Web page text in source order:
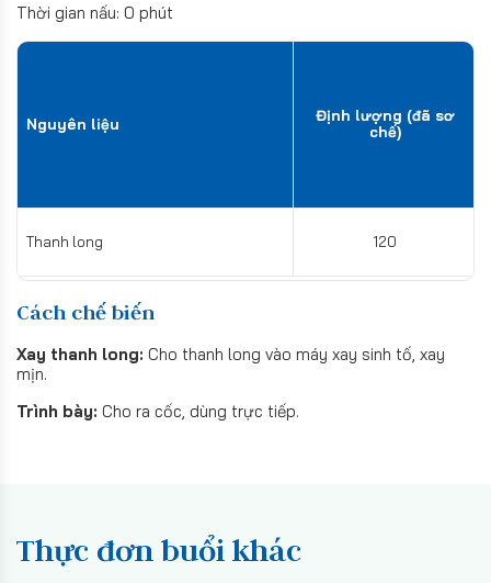
Thời gian nấu: 0 phút
Nguyên liệu
Định lượng (đã sơ
chế)
Thanh long 120
Cách chế biến
Xay thanh long: Cho thanh long vào máy xay sinh tố, xay
mịn.
Trình bày: Cho ra cốc, dùng trực tiếp.
Thực đơn buổi khác